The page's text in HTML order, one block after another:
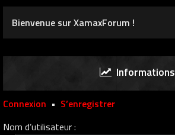
Bienvenue sur XamaxForum !
Informations
Connexion • S’enregistrer
Nom d’utilisateur :